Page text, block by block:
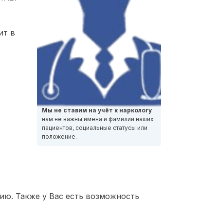
в
Мы не ставим на учёт к наркологу
нам не важны имена и фамилии наших
пациентов, социальные статусы или
положение.
Также у Вас есть возможность